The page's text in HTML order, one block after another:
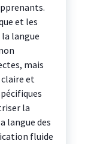
et les
langue
mais
claire et
la
langue des
fluide